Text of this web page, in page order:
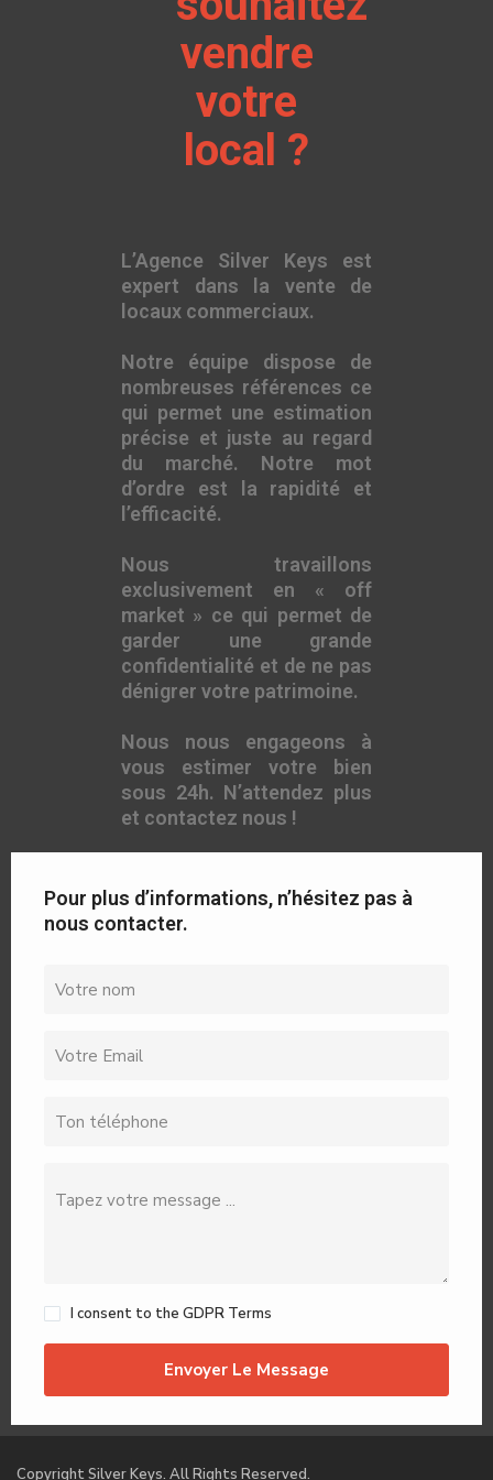
vendre
votre
local ?
L’Agence Silver Keys est
expert dans la vente de
locaux commerciaux.
Notre équipe dispose de
nombreuses références ce
qui permet une estimation
précise et juste au regard
du marché. Notre mot
d’ordre est la rapidité et
l’efficacité.
Nous travaillons
exclusivement en « off
market » ce qui permet de
garder une grande
confidentialité et de ne pas
dénigrer votre patrimoine.
Nous nous engageons à
vous estimer votre bien
sous 24h. N’attendez plus
et contactez nous !
Pour plus d’informations, n’hésitez pas à
nous contacter.
I consent to the GDPR Terms
Envoyer Le Message
Copyright Silver Keys. All Rights Reserved.